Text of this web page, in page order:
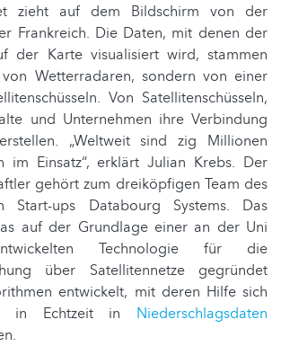
zieht auf dem Bildschirm von der
Frankreich. Die Daten, mit denen der
der Karte visualisiert wird, stammen
Wetterradaren, sondern von einer
Von Satellitenschüsseln,
und Unternehmen ihre Verbindung
„Weltweit sind zig Millionen
im Einsatz“, erklärt Julian Krebs. Der
gehört zum dreiköpfigen Team des
Start-ups Databourg Systems. Das
auf der Grundlage einer an der Uni
Technologie für die
über Satellitennetze gegründet
entwickelt, mit deren Hilfe sich
in Echtzeit in Niederschlagsdaten